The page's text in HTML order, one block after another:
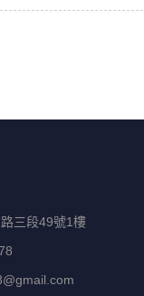
三段49號1樓